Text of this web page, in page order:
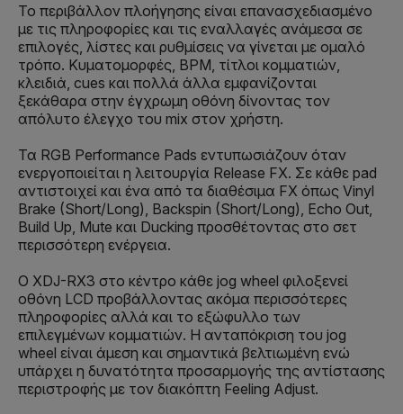
Το περιβάλλον πλοήγησης είναι επανασχεδιασμένο
με τις πληροφορίες και τις εναλλαγές ανάμεσα σε
επιλογές, λίστες και ρυθμίσεις να γίνεται με ομαλό
τρόπο. Κυματομορφές, BPM, τίτλοι κομματιών,
κλειδιά, cues και πολλά άλλα εμφανίζονται
ξεκάθαρα στην έγχρωμη οθόνη δίνοντας τον
απόλυτο έλεγχο του mix στον χρήστη.
Τα RGB Performance Pads εντυπωσιάζουν όταν
ενεργοποιείται η λειτουργία Release FX. Σε κάθε pad
αντιστοιχεί και ένα από τα διαθέσιμα FX όπως Vinyl
Brake (Short/Long), Backspin (Short/Long), Echo Out,
Build Up, Mute και Ducking προσθέτοντας στο σετ
περισσότερη ενέργεια.
Ο XDJ-RX3 στο κέντρο κάθε jog wheel φιλοξενεί
οθόνη LCD προβάλλοντας ακόμα περισσότερες
πληροφορίες αλλά και το εξώφυλλο των
επιλεγμένων κομματιών. Η ανταπόκριση του jog
wheel είναι άμεση και σημαντικά βελτιωμένη ενώ
υπάρχει η δυνατότητα προσαρμογής της αντίστασης
περιστροφής με τον διακόπτη Feeling Adjust.